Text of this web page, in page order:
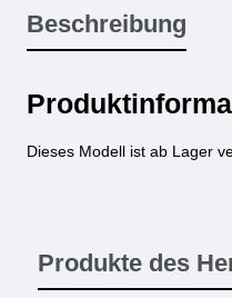
Beschreibung
Dieses Modell ist ab Lager
Produkte des